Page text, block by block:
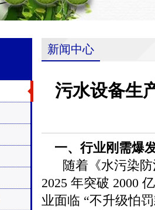
新闻中心
污水设备生
一、行业刚需爆
随着《水污染防
2025 年突破 2000
业面临 “不升级怕